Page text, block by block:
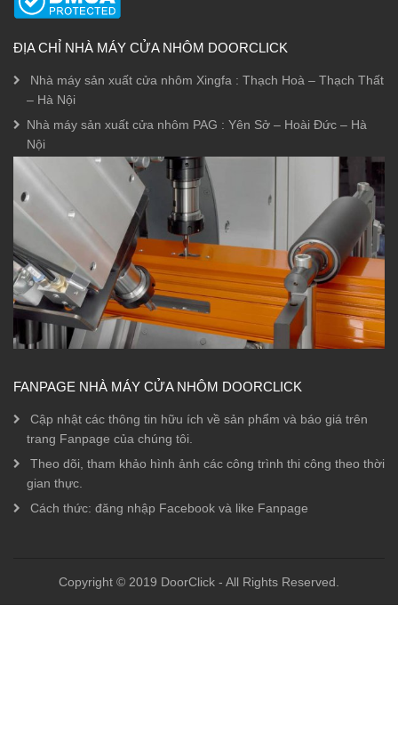
ĐỊA CHỈ NHÀ MÁY CỬA NHÔM DOORCLICK
Nhà máy sản xuất cửa nhôm Xingfa : Thạch Hoà – Thạch Thất
– Hà Nội
Nhà máy sản xuất cửa nhôm PAG : Yên Sở – Hoài Đức – Hà
Nội
FANPAGE NHÀ MÁY CỬA NHÔM DOORCLICK
Cập nhật các thông tin hữu ích về sản phẩm và báo giá trên
trang Fanpage của chúng tôi.
Theo dõi, tham khảo hình ảnh các công trình thi công theo thời
gian thực.
Cách thức: đăng nhập Facebook và like Fanpage
Copyright © 2019 DoorClick - All Rights Reserved.